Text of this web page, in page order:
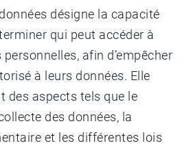
désigne la capacité
qui peut accéder à
afin d’empêcher
à leurs données. Elle
des aspects tels que le
des données, la
et les différentes lois